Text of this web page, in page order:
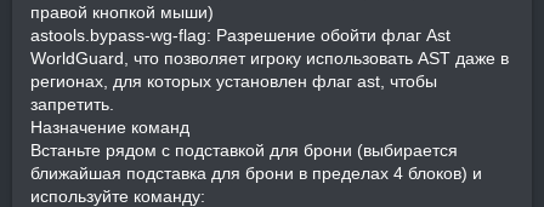
правой кнопкой мыши)
astools.bypass-wg-flag: Разрешение обойти флаг Ast
WorldGuard, что позволяет игроку использовать AST даже в
регионах, для которых установлен флаг ast, чтобы
запретить.
Назначение команд
Встаньте рядом с подставкой для брони (выбирается
ближайшая подставка для брони в пределах 4 блоков) и
используйте команду: